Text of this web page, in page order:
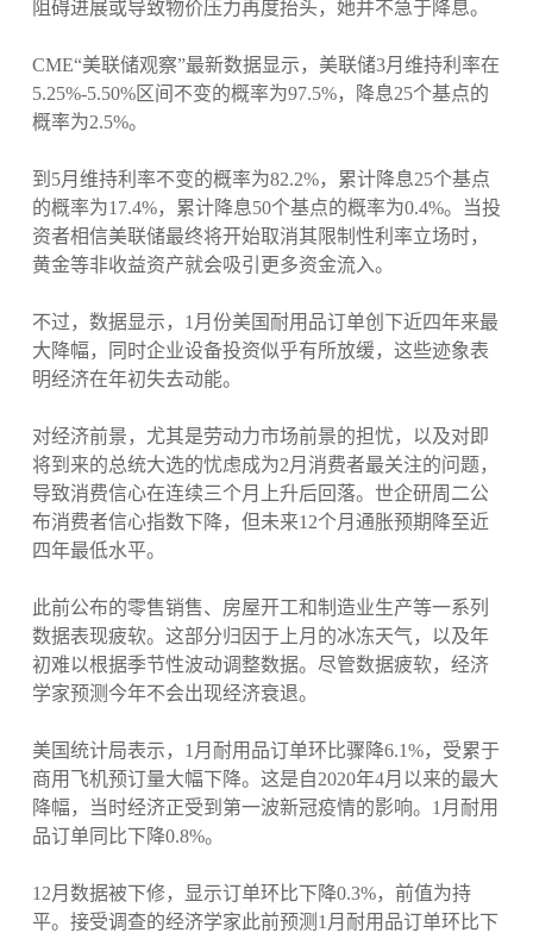
阻碍进展或导致物价压力再度抬头，她并不急于降息。
CME“美联储观察”最新数据显示，美联储3月维持利率在
5.25%-5.50%区间不变的概率为97.5%，降息25个基点的
概率为2.5%。
到5月维持利率不变的概率为82.2%，累计降息25个基点
的概率为17.4%，累计降息50个基点的概率为0.4%。当投
资者相信美联储最终将开始取消其限制性利率立场时，
黄金等非收益资产就会吸引更多资金流入。
不过，数据显示，1月份美国耐用品订单创下近四年来最
大降幅，同时企业设备投资似乎有所放缓，这些迹象表
明经济在年初失去动能。
对经济前景，尤其是劳动力市场前景的担忧，以及对即
将到来的总统大选的忧虑成为2月消费者最关注的问题，
导致消费信心在连续三个月上升后回落。世企研周二公
布消费者信心指数下降，但未来12个月通胀预期降至近
四年最低水平。
此前公布的零售销售、房屋开工和制造业生产等一系列
数据表现疲软。这部分归因于上月的冰冻天气，以及年
初难以根据季节性波动调整数据。尽管数据疲软，经济
学家预测今年不会出现经济衰退。
美国统计局表示，1月耐用品订单环比骤降6.1%，受累于
商用飞机预订量大幅下降。这是自2020年4月以来的最大
降幅，当时经济正受到第一波新冠疫情的影响。1月耐用
品订单同比下降0.8%。
12月数据被下修，显示订单环比下降0.3%，前值为持
平。接受调查的经济学家此前预测1月耐用品订单环比下